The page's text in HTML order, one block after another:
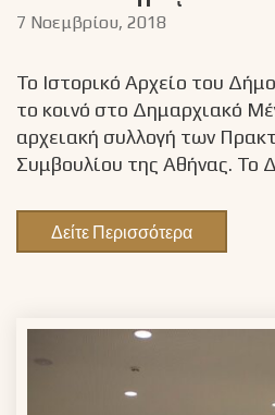
7 Νοεμβρίου, 2018
Το Ιστορικό Αρχείο του
το κοινό στο Δημαρχιακό
αρχειακή συλλογή των
Συμβουλίου της Αθήνας. Το
Δείτε Περισσότερα